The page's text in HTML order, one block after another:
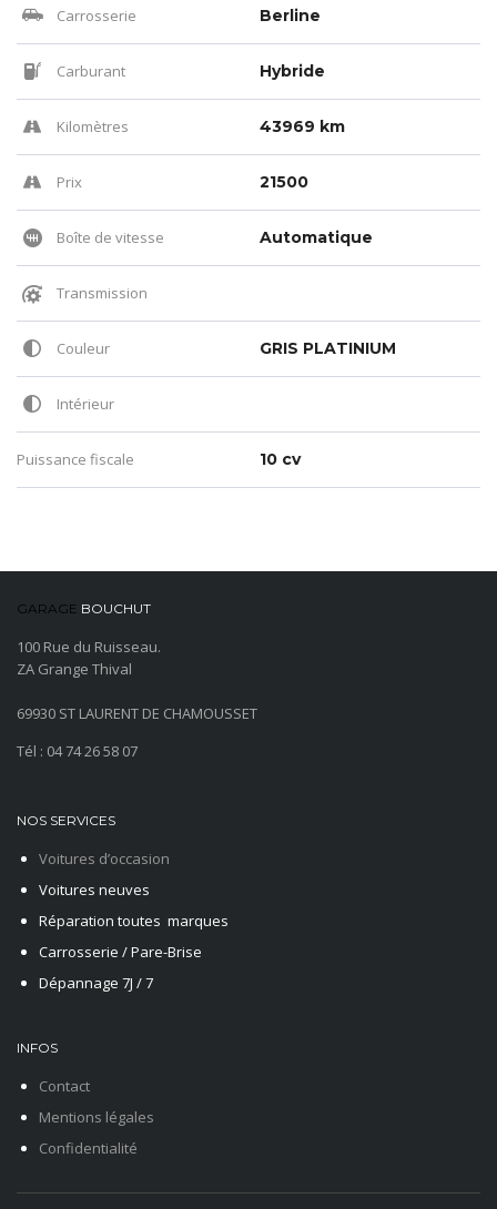
Carrosserie Berline
Carburant Hybride
Kilomètres 43969 km
Prix 21500
Boîte de vitesse Automatique
Transmission
Couleur GRIS PLATINIUM
Intérieur
Puissance fiscale 10 cv
GARAGE BOUCHUT
100 Rue du Ruisseau.
ZA Grange Thival
69930 ST LAURENT DE CHAMOUSSET
Tél : 04 74 26 58 07
NOS SERVICES
Voitures d’occasion
Voitures neuves
Réparation toutes marques
Carrosserie / Pare-Brise
Dépannage 7J / 7
INFOS
Contact
Mentions légales
Confidentialité